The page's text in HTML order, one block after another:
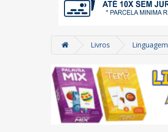
Livros Linguagem